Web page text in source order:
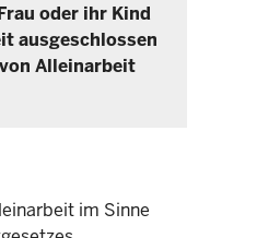
oder ihr Kind
ausgeschlossen
Alleinarbeit
im Sinne